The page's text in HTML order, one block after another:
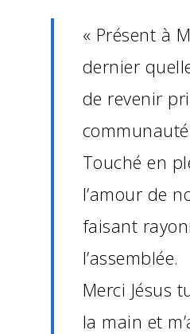
« Présent à
dernier
de revenir
Touché en
l’amour de
faisant
l’assemblée.
Merci Jésus
la main et